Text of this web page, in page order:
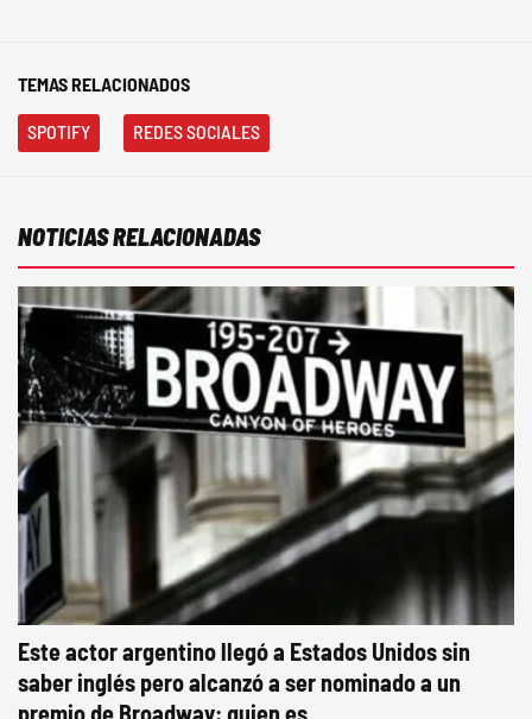
TEMAS RELACIONADOS
SPOTIFY REDES SOCIALES
NOTICIAS RELACIONADAS
Este actor argentino llegó a Estados Unidos sin
saber inglés pero alcanzó a ser nominado a un
premio de Broadway: quien es